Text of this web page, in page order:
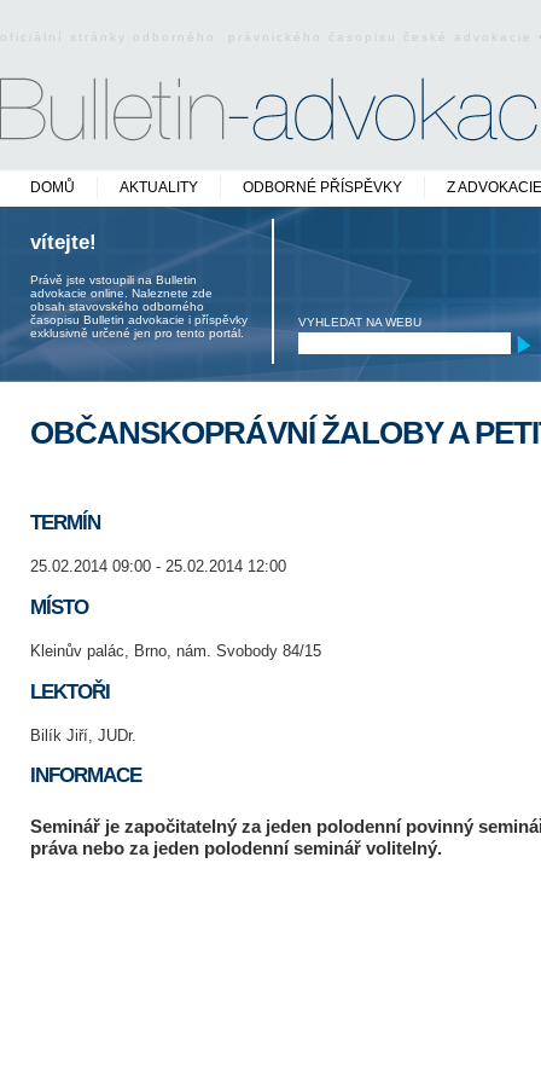
oficiální stránky odborného právnického časopisu české
DOMŮ AKTUALITY ODBORNÉ PŘÍSPĚVKY Z ADVOKACIE
vítejte!
Právě jste vstoupili na Bulletin
advokacie online. Naleznete zde
obsah stavovského odborného
časopisu Bulletin advokacie i příspěvky
exklusivně určené jen pro tento portál.
VYHLEDAT NA WEBU
OBČANSKOPRÁVNÍ ŽALOBY A
TERMÍN
25.02.2014 09:00 - 25.02.2014 12:00
MÍSTO
Kleinův palác, Brno, nám. Svobody 84/15
LEKTOŘI
Bilík Jiří, JUDr.
INFORMACE
Seminář je započitatelný za jeden polodenní povinný
práva nebo za jeden polodenní seminář volitelný.